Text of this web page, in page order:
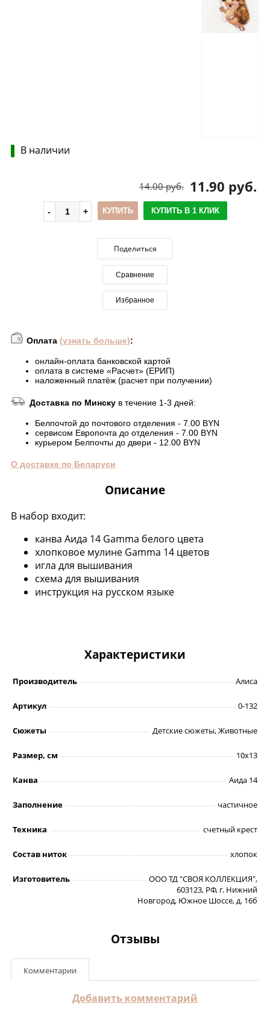
В наличии
11.90 руб.
14.00 руб.
КУПИТЬ КУПИТЬ В 1 КЛИК
Поделиться
Сравнение
Избранное
Оплата (узнать больше):
онлайн-оплата банковской картой
оплата в системе «Расчет» (ЕРИП)
наложенный платёж (расчет при получении)
Доставка по Минску в течение 1-3 дней:
Белпочтой до почтового отделения - 7.00 BYN
сервисом Европочта до отделения - 7.00 BYN
курьером Белпочты до двери - 12.00 BYN
О доставке по Беларуси
Описание
В набор входит:
канва Аида 14 Gamma белого цвета
хлопковое мулине Gamma 14 цветов
игла для вышивания
схема для вышивания
инструкция на русском языке
Характеристики
Производитель Алиса
Артикул 0-132
Сюжеты Детские сюжеты, Животные
Размер, см 10х13
Канва Аида 14
Заполнение частичное
Техника счетный крест
Состав ниток хлопок
Изготовитель
ООО ТД "СВОЯ КОЛЛЕКЦИЯ",
603123, РФ, г. Нижний
Новгород, Южное Шоссе, д. 16б
Отзывы
Комментарии
Добавить комментарий